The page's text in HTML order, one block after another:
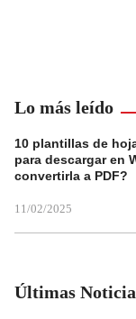
Lo más leído
10 plantillas de
para descargar en
convertirla a PDF?
11/02/2025
Últimas